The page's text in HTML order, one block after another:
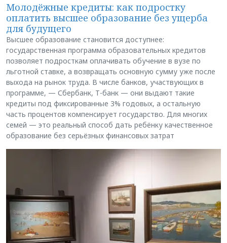
Молодёжные кредиты: как подростку
оплатить высшее образование без ущерба
для будущего
Высшее образование становится доступнее:
государственная программа образовательных кредитов
позволяет подросткам оплачивать обучение в вузе по
льготной ставке, а возвращать основную сумму уже после
выхода на рынок труда. В числе банков, участвующих в
программе, — Сбербанк, Т-банк — они выдают такие
кредиты под фиксированные 3% годовых, а остальную
часть процентов компенсирует государство. Для многих
семей — это реальный способ дать ребёнку качественное
образование без серьёзных финансовых затрат